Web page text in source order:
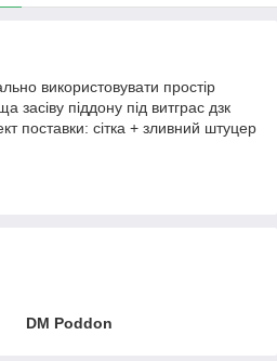
використовувати простір
засіву піддону під витграс дзк
поставки: сітка + зливний штуцер
DM Poddon